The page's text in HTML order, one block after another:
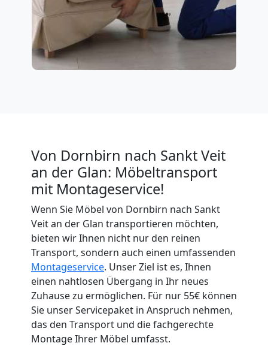
Von Dornbirn nach Sankt Veit
an der Glan: Möbeltransport
mit Montageservice!
Wenn Sie Möbel von Dornbirn nach Sankt
Veit an der Glan transportieren möchten,
bieten wir Ihnen nicht nur den reinen
Transport, sondern auch einen umfassenden
Montageservice. Unser Ziel ist es, Ihnen
einen nahtlosen Übergang in Ihr neues
Zuhause zu ermöglichen. Für nur 55€ können
Sie unser Servicepaket in Anspruch nehmen,
das den Transport und die fachgerechte
Montage Ihrer Möbel umfasst.